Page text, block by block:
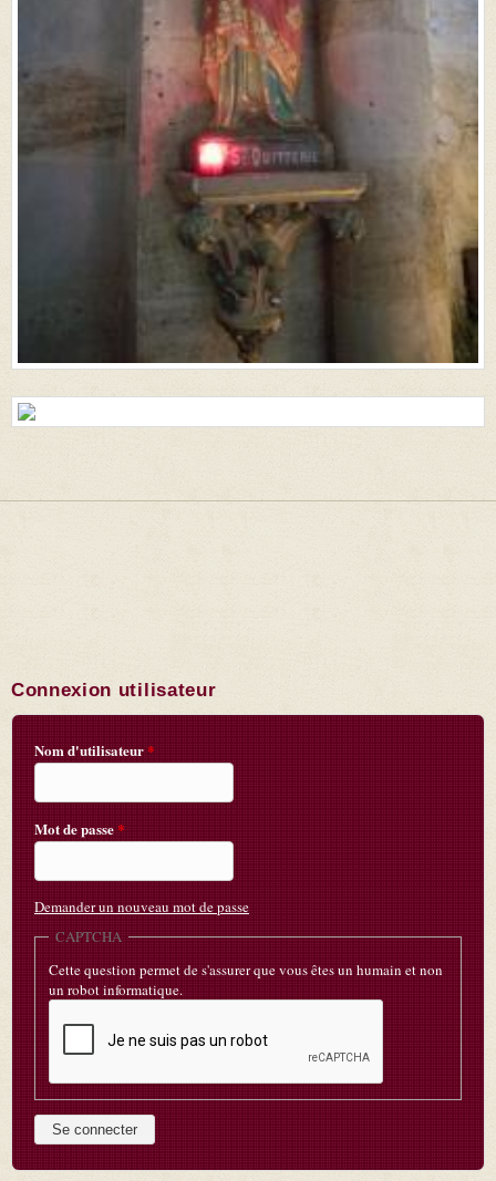
Connexion utilisateur
Nom d'utilisateur*
Mot de passe*
Demander un nouveau mot de passe
CAPTCHA
Cette question permet de s'assurer que vous êtes un humain et non
un robot informatique.